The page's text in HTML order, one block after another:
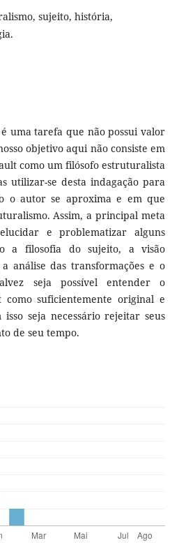
sujeito, história,
uma tarefa que não possui valor
objetivo aqui não consiste em
como um filósofo estruturalista
utilizar-se desta indagação para
o autor se aproxima e em que
Assim, a principal meta
e problematizar alguns
a filosofia do sujeito, a visão
análise das transformações e o
seja possível entender o
como suficientemente original e
seja necessário rejeitar seus
de seu tempo.